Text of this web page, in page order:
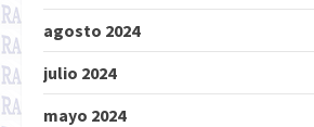
agosto 2024
julio 2024
mayo 2024